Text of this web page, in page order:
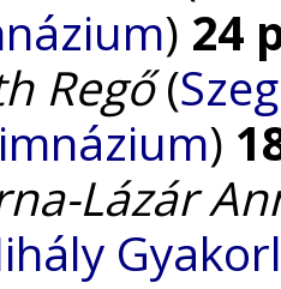
) 24
Regő(
)
Lázár